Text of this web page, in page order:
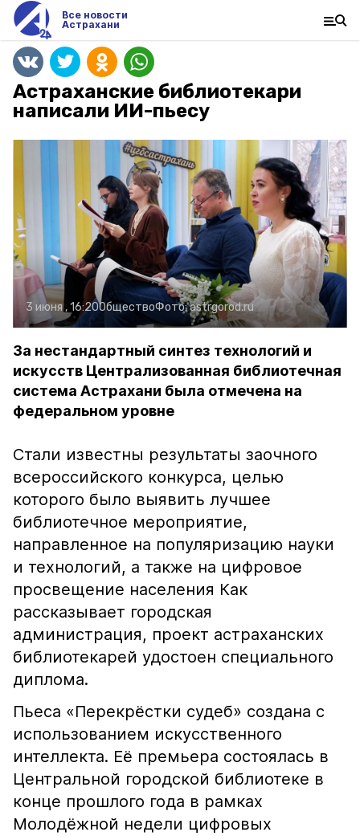
Все новости
Астрахани
Астраханские библиотекари
написали ИИ-пьесу
3 июня , 16:20ОбществоФото:astrgorod.ru
За нестандартный синтез технологий и
искусств Централизованная библиотечная
система Астрахани была отмечена на
федеральном уровне
Стали известны результаты заочного
всероссийского конкурса, целью
которого было выявить лучшее
библиотечное мероприятие,
направленное на популяризацию науки
и технологий, а также на цифровое
просвещение населения Как
рассказывает городская
администрация, проект астраханских
библиотекарей удостоен специального
диплома.
Пьеса «Перекрёстки судеб» создана с
использованием искусственного
интеллекта. Её премьера состоялась в
Центральной городской библиотеке в
конце прошлого года в рамках
Молодёжной недели цифровых